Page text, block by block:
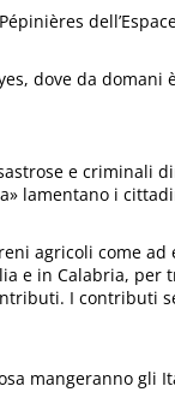
dove da domani
e criminali
lamentano i
agricoli come ad
e in Calabria, per
I contributi
mangeranno gli